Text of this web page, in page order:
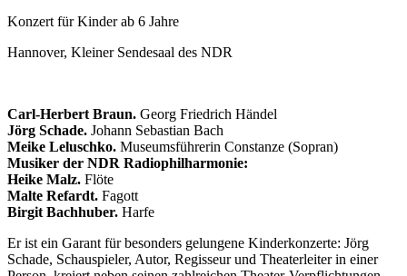
Konzert für Kinder ab 6 Jahre
Hannover, Kleiner Sendesaal des NDR
Carl-Herbert Braun. Georg Friedrich Händel
Jörg Schade. Johann Sebastian Bach
Meike Leluschko. Museumsführerin Constanze (Sopran)
Musiker der NDR Radiophilharmonie:
Heike Malz. Flöte
Malte Refardt. Fagott
Birgit Bachhuber. Harfe
Er ist ein Garant für besonders gelungene Kinderkonzerte: Jörg
Schade, Schauspieler, Autor, Regisseur und Theaterleiter in einer